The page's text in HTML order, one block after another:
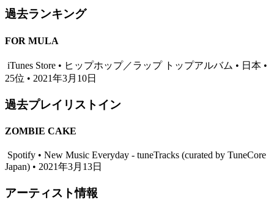
過去ランキング
FOR MULA
iTunes Store • ヒップホップ／ラップ トップアルバム • 日本 •
25位 • 2021年3月10日
過去プレイリストイン
ZOMBIE CAKE
Spotify • New Music Everyday - tuneTracks (curated by TuneCore
Japan) • 2021年3月13日
アーティスト情報